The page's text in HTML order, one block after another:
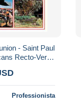
- Saint Paul
Recto-Verso
Professionista